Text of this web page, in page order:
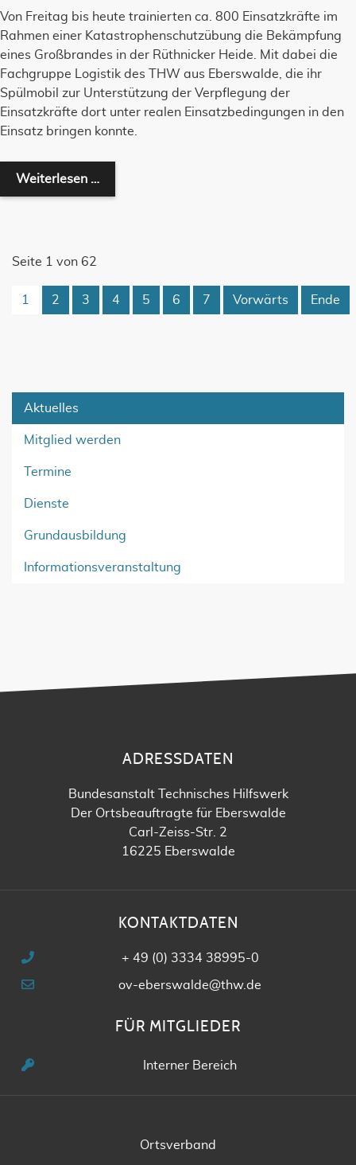
Von Freitag bis heute trainierten ca. 800 Einsatzkräfte im
Rahmen einer Katastrophenschutzübung die Bekämpfung
eines Großbrandes in der Rüthnicker Heide. Mit dabei die
Fachgruppe Logistik des THW aus Eberswalde, die ihr
Spülmobil zur Unterstützung der Verpflegung der
Einsatzkräfte dort unter realen Einsatzbedingungen in den
Einsatz bringen konnte.
Weiterlesen …
Seite 1 von 62
1 2 3 4 5 6 7 Vorwärts Ende
Aktuelles
Mitglied werden
Termine
Dienste
Grundausbildung
Informationsveranstaltung
ADRESSDATEN
Bundesanstalt Technisches Hilfswerk
Der Ortsbeauftragte für Eberswalde
Carl-Zeiss-Str. 2
16225 Eberswalde
KONTAKTDATEN
+ 49 (0) 3334 38995-0
ov-eberswalde@thw.de
FÜR MITGLIEDER
Interner Bereich
Ortsverband